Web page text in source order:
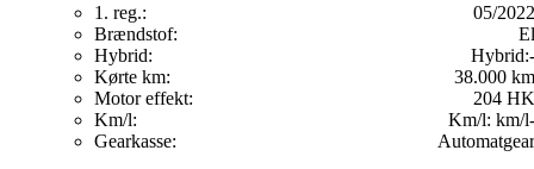
1. reg.:
05/2022
Brændstof:
El
Hybrid:
Hybrid:-
Kørte km:
38.000 km
Motor effekt:
204 HK
Km/l:
Km/l: -
km/l
Gearkasse:
Automatgear